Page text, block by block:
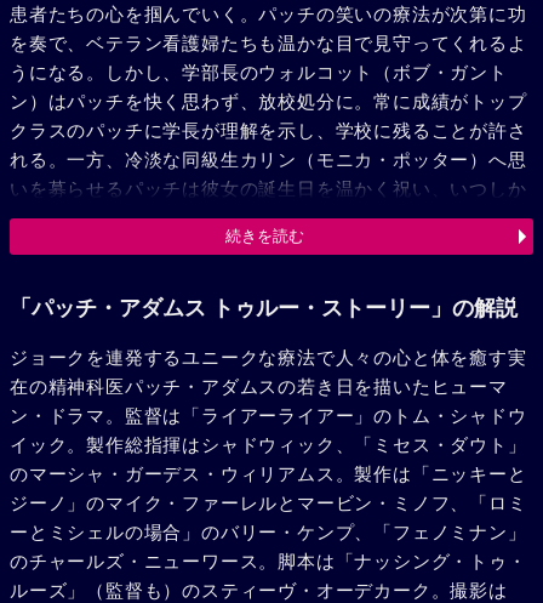
患者たちの心を掴んでいく。パッチの笑いの療法が次第に功
を奏で、ベテラン看護婦たちも温かな目で見守ってくれるよ
うになる。しかし、学部長のウォルコット（ボブ・ガント
ン）はパッチを快く思わず、放校処分に。常に成績がトップ
クラスのパッチに学長が理解を示し、学校に残ることが許さ
れる。一方、冷淡な同級生カリン（モニカ・ポッター）へ思
いを募らせるパッチは彼女の誕生日を温かく祝い、いつしか
心を通わせるようになる。パッチは病院や医療制度の理不尽
さから無料の病院を作りたいと考えるようになる。精神病院
が現実となる。トルーマン、カリンと共にさまざまな患者を
という事件が起こる。ショックから診療所を閉め病院もやめ
る決心をするが、再び患者の心を捉えたことをきっかけにや
り直すことに。しかし、そんな時、医師免許も無いうちに無
料で診察していたことを理由に退校が申し渡される。医師会
の裁定に判断を仰いだパッチは、裁定の場で医者と患者は対
等であることや心をほぐすことが何よりの治療になることを
主張。認められ無事大学を卒業し、独自の治療方法を広く伝
えることになるのだった。
続きを読む
「パッチ・アダムス トゥルー・ストーリー」の解説
ジョークを連発するユニークな療法で人々の心と体を癒す実
在の精神科医パッチ・アダムスの若き日を描いたヒューマ
ン・ドラマ。監督は「ライアーライアー」のトム・シャドウ
イック。製作総指揮はシャドウィック、「ミセス・ダウト」
のマーシャ・ガーデス・ウィリアムス。製作は「ニッキーと
ジーノ」のマイク・ファーレルとマービン・ミノフ、「ロミ
ーとミシェルの場合」のバリー・ケンプ、「フェノミナン」
のチャールズ・ニューワース。脚本は「ナッシング・トゥ・
ルーズ」（監督も）のスティーヴ・オーデカーク。撮影は